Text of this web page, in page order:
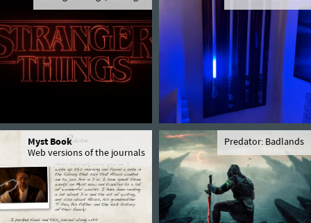
Myst Book
Web versions of the journals
Predator: Badlands